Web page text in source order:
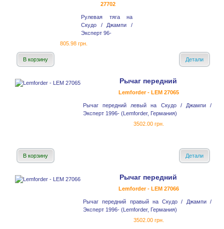
27702
Рулевая тяга на
Скудо / Джампи /
Эксперт 96-
805.98 грн.
В корзину Детали
Рычаг передний
Lemforder - LEM 27065
Рычаг передний левый на Скудо / Джампи /
Эксперт 1996- (Lemforder, Германия)
3502.00 грн.
В корзину Детали
Рычаг передний
Lemforder - LEM 27066
Рычаг передний правый на Скудо / Джампи /
Эксперт 1996- (Lemforder, Германия)
3502.00 грн.